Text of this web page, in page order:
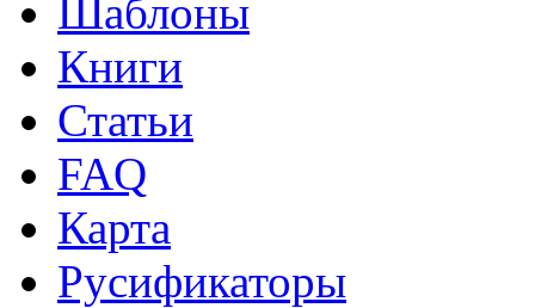
Шаблоны
Книги
Статьи
FAQ
Карта
Русификаторы